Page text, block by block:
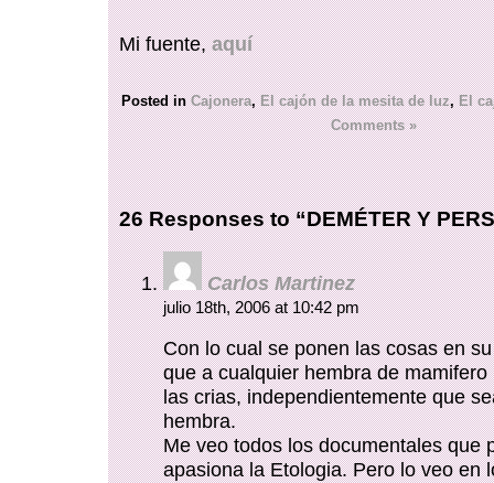
Mi fuente,aquí
Posted inCajonera,El cajón de la mesita de luz,El
Comments »
26 Responses to “DEMÉTER Y
Carlos Martinez
julio 18th, 2006 at 10:42 pm
Con lo cual se ponen las cosas en
que a cualquier hembra de mamifero
las crias, independientemente que
hembra.
Me veo todos los documentales que
apasiona la Etologia. Pero lo veo en